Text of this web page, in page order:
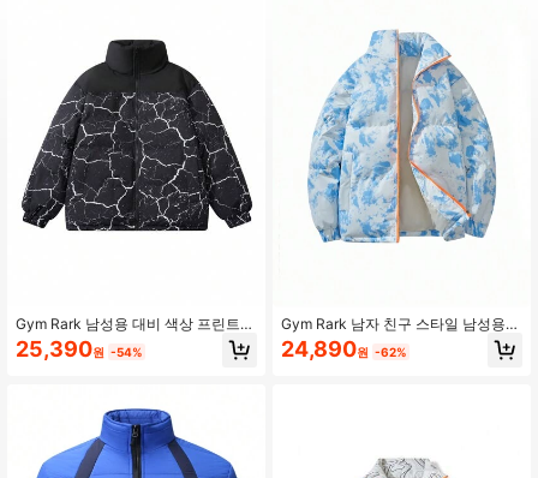
4.74 5.2K 팔로워
4.74 5.2K 팔로워
4.74 5.2K 팔로워
4.74 5.2K 팔로워
Gym Rark 남성용 대비 색상 프린트
스포츠 패딩 코트 패딩 재킷
25,390원 -54%
Gym Rark 남자 친구 스타일 남성용
앞면 지퍼 긴팔 포켓 캐주얼 재킷, 매
일 착용하는 패딩 재킷
24,890원 -62%